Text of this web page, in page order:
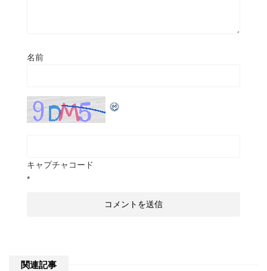
名前
キャプチャコード
*
関連記事